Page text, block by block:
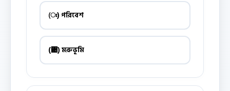
(ঃ) পরিবেশ
(঄) মরুভূমি